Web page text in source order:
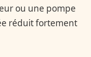
ou une pompe
réduit fortement